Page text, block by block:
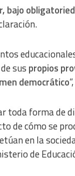
bajo
sus propios
democrático
toda forma de
de cómo se
en la
de